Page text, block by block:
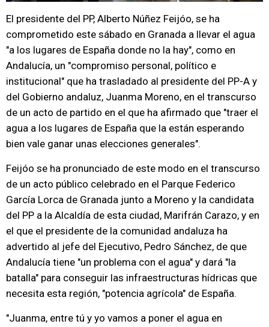
El presidente del PP, Alberto Núñez Feijóo, se ha
comprometido este sábado en Granada a llevar el agua
"a los lugares de España donde no la hay", como en
Andalucía, un "compromiso personal, político e
institucional" que ha trasladado al presidente del PP-A y
del Gobierno andaluz, Juanma Moreno, en el transcurso
de un acto de partido en el que ha afirmado que "traer el
agua a los lugares de España que la están esperando
bien vale ganar unas elecciones generales".
Feijóo se ha pronunciado de este modo en el transcurso
de un acto público celebrado en el Parque Federico
García Lorca de Granada junto a Moreno y la candidata
del PP a la Alcaldía de esta ciudad, Marifrán Carazo, y en
el que el presidente de la comunidad andaluza ha
advertido al jefe del Ejecutivo, Pedro Sánchez, de que
Andalucía tiene "un problema con el agua" y dará "la
batalla" para conseguir las infraestructuras hídricas que
necesita esta región, "potencia agrícola" de España.
"Juanma, entre tú y yo vamos a poner el agua en